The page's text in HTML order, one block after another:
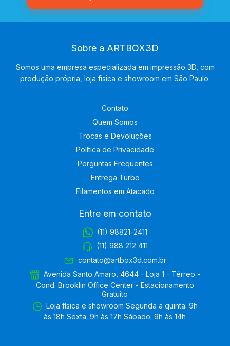
Sobre a ARTBOX3D
Somos uma empresa especializada em impressão 3D, com
produção própria, loja física e showroom em São Paulo.
Contato
Quem Somos
Trocas e Devoluções
Política de Privacidade
Perguntas Frequentes
Entrega Turbo
Filamentos em Atacado
Entre em contato
(11) 98821-2411
(11) 988 212 411
contato@artbox3d.com.br
Avenida Santo Amaro, 4644 - Loja 1 - Térreo -
Cond. Brooklin Office Center - Estacionamento
Gratuito
Loja física e showroom Segunda a quinta: 9h
às 18h Sexta: 9h às 17h Sábado: 9h às 14h